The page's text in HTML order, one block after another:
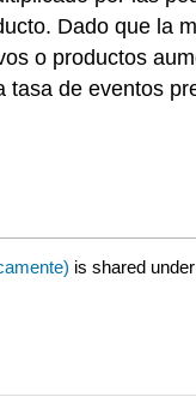
Dado que la
o productos
de eventos
is shared